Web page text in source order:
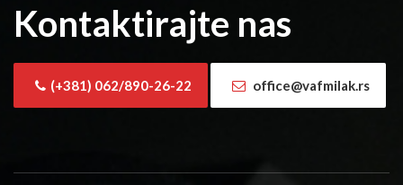
Kontaktirajte nas
(+381) 062/890-26-22 office@vafmilak.rs